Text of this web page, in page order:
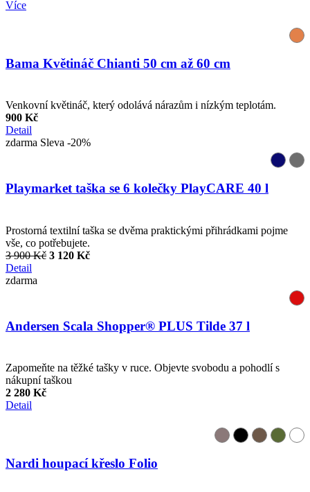
Více
Bama Květináč Chianti 50 cm až 60 cm
Venkovní květináč, který odolává nárazům i nízkým teplotám.
900 Kč
Detail
zdarma Sleva -20%
Playmarket taška se 6 kolečky PlayCARE 40 l
Prostorná textilní taška se dvěma praktickými přihrádkami pojme
vše, co potřebujete.
3 900 Kč 3 120 Kč
Detail
zdarma
Andersen Scala Shopper® PLUS Tilde 37 l
Zapomeňte na těžké tašky v ruce. Objevte svobodu a pohodlí s
nákupní taškou
2 280 Kč
Detail
Nardi houpací křeslo Folio